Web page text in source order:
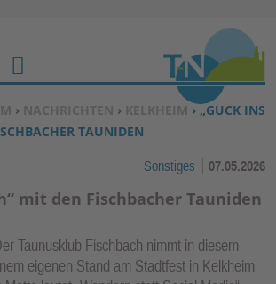
Zum Inhalt springen ↓
HIER:
› NACHRICHTEN › KELKHEIM › „GUCK INS
TAUNIDEN
Sonstiges 07.05.2026
mit den Fischbacher Tauniden
Taunusklub Fischbach nimmt in diesem
eigenen Stand am Stadtfest in Kelkheim
B
E
N
Z
R
F